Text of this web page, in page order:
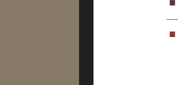
■
■